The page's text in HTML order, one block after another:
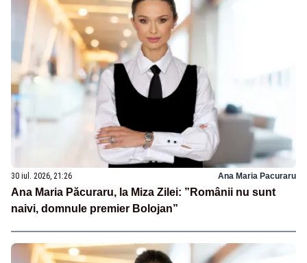
30 iul. 2026, 21:26 Ana Maria Pacuraru
Ana Maria Păcuraru, la Miza Zilei: ”Românii nu sunt
naivi, domnule premier Bolojan”